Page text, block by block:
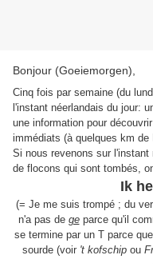
Bonjour (Goeiemorgen),
Cinq fois par semaine (du
l'instant néerlandais du jour:
une information pour
immédiats (à quelques km de
Si nous revenons sur l'instant
de flocons qui sont tombés,
Ik
(= Je me suis trompé ; du
n'a pas de geparce qu'il
se termine par un T parce
sourde (voir 't kofschipou